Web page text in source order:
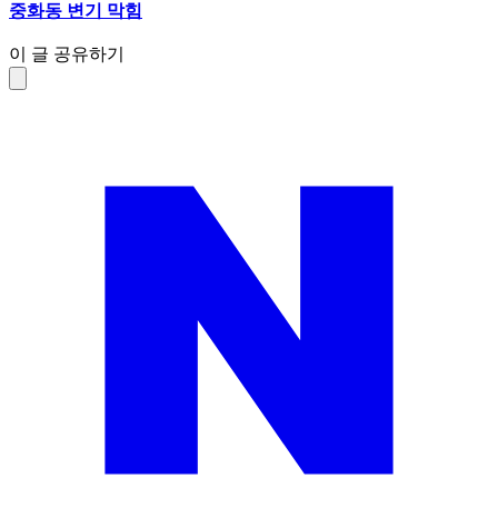
중화동 변기 막힘
이 글 공유하기